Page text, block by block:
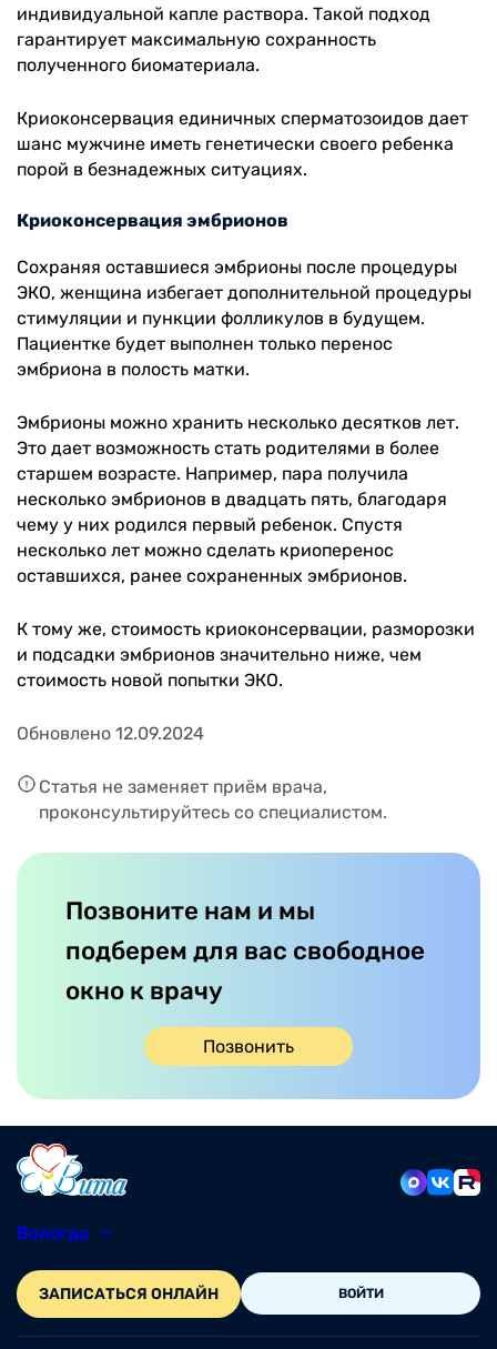
индивидуальной капле раствора. Такой подход
гарантирует максимальную сохранность
полученного биоматериала.
Криоконсервация единичных сперматозоидов дает
шанс мужчине иметь генетически своего ребенка
порой в безнадежных ситуациях.
Криоконсервация эмбрионов
Сохраняя оставшиеся эмбрионы после процедуры
ЭКО, женщина избегает дополнительной процедуры
стимуляции и пункции фолликулов в будущем.
Пациентке будет выполнен только перенос
эмбриона в полость матки.
Эмбрионы можно хранить несколько десятков лет.
Это дает возможность стать родителями в более
старшем возрасте. Например, пара получила
несколько эмбрионов в двадцать пять, благодаря
чему у них родился первый ребенок. Спустя
несколько лет можно сделать криоперенос
оставшихся, ранее сохраненных эмбрионов.
К тому же, стоимость криоконсервации, разморозки
и подсадки эмбрионов значительно ниже, чем
стоимость новой попытки ЭКО.
Обновлено 12.09.2024
Статья не заменяет приём врача,
проконсультируйтесь со специалистом.
Позвоните нам и мы
подберем для вас свободное
окно к врачу
Позвонить
Вологда
ЗАПИСАТЬСЯ ОНЛАЙН ВОЙТИ